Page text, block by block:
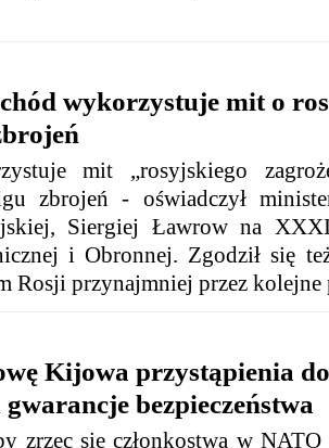
wykorzystuje mit o
mit „rosyjskiego
zbrojeń - oświadczył
Siergiej Ławrow na
i Obronnej. Zgodził się
Rosji przynajmniej przez
Kijowa przystąpienia
bezpieczeństwa
zrzec się członkostwa w